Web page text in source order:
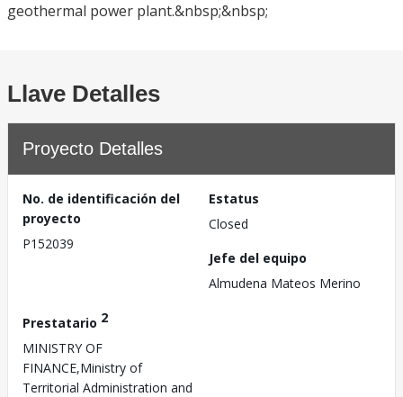
geothermal power plant.&nbsp;&nbsp;
Llave Detalles
Proyecto Detalles
No. de identificación del
proyecto
P152039
Estatus
Closed
Jefe del equipo
Almudena Mateos Merino
Prestatario 2
MINISTRY OF
FINANCE,Ministry of
Territorial Administration and